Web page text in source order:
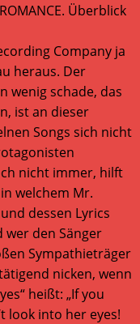
Überblick
Company ja
heraus. Der
wenig schade, das
ist an dieser
Songs sich nicht
nicht immer, hilft
welchem Mr.
dessen Lyrics
wer den Sänger
Sympathieträger
nicken, wenn
heißt: „If you
look into her eyes!